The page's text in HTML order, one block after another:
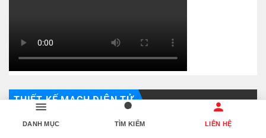
THIẾT KẾ MẠCH ĐIỆN TỬ
DANH MỤC TÌM KIẾM LIÊN HỆ